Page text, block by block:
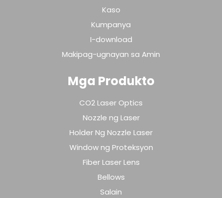
Kaso
Kumpanya
I-download
Makipag-ugnayan sa Amin
Mga Produkto
CO2 Laser Optics
Nozzle ng Laser
Holder Ng Nozzle Laser
Window ng Proteksyon
Fiber Laser Lens
Bellows
Salain